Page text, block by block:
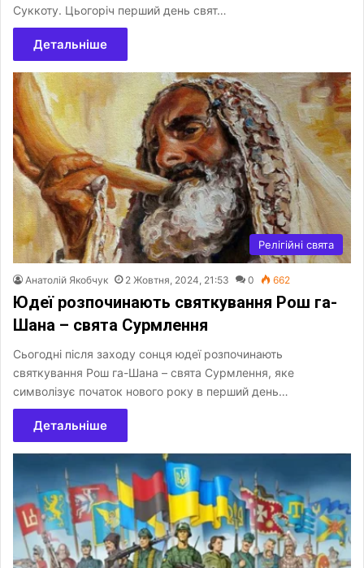
Суккоту. Цьогоріч перший день свят…
Детальніше
Релігійні свята
Анатолій Якобчук 2 Жовтня, 2024, 21:53 0 662
Юдеї розпочинають святкування Рош га-
Шана – свята Сурмлення
Сьогодні після заходу сонця юдеї розпочинають
святкування Рош га-Шана – свята Сурмлення, яке
символізує початок нового року в перший день…
Детальніше